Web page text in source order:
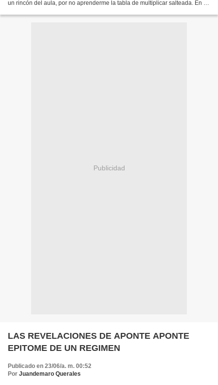
un rincón del aula, por no aprenderme la tabla de multiplicar salteada. En la
Publicidad
LAS REVELACIONES DE APONTE APONTE
EPITOME DE UN REGIMEN
Publicado en 23/06/a. m. 00:52
Por Juandemaro Querales